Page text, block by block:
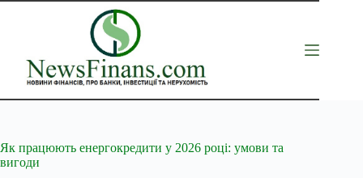
Перейти
Як працюють енергокредити у 2026 році: умови та
вигоди